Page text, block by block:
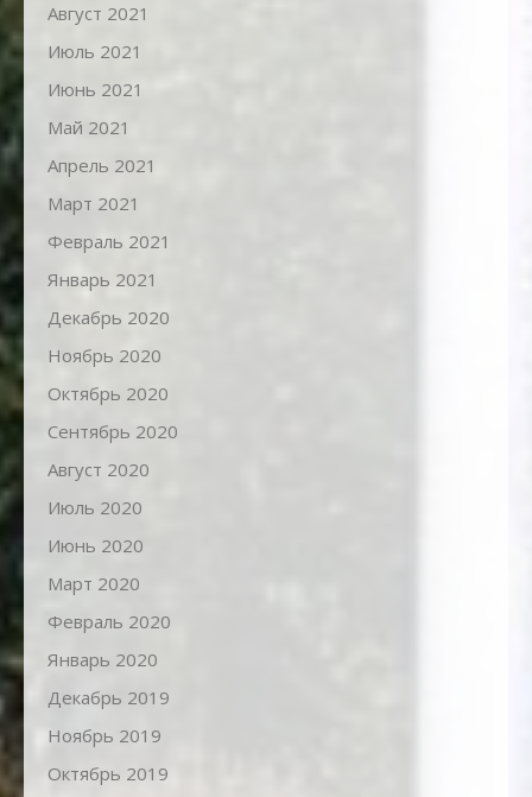
Август 2021
Июль 2021
Июнь 2021
Май 2021
Апрель 2021
Март 2021
Февраль 2021
Январь 2021
Декабрь 2020
Ноябрь 2020
Октябрь 2020
Сентябрь 2020
Август 2020
Июль 2020
Июнь 2020
Март 2020
Февраль 2020
Январь 2020
Декабрь 2019
Ноябрь 2019
Октябрь 2019